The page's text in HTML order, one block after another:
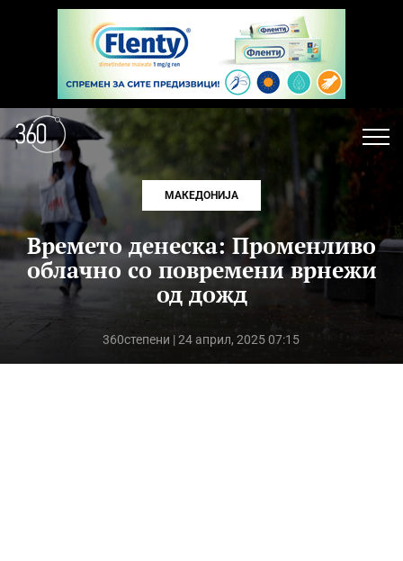
МАКЕДОНИЈА
Времето денеска: Променливо
облачно со повремени врнежи
од дожд
360степени | 24 април, 2025 07:15